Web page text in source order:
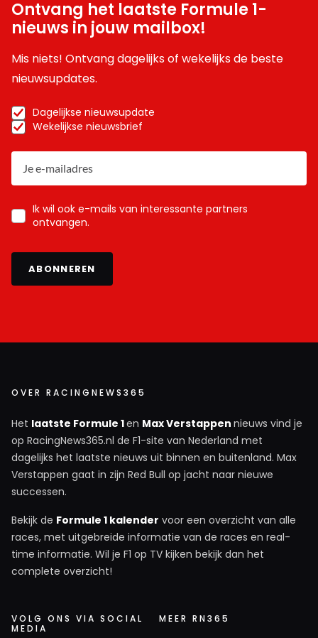
Ontvang het laatste Formule 1-
nieuws in jouw mailbox!
Mis niets! Ontvang dagelijks of wekelijks de beste
nieuwsupdates.
Dagelijkse nieuwsupdate
Wekelijkse nieuwsbrief
Ik wil ook e-mails van interessante partners
ontvangen.
ABONNEREN
OVER RACINGNEWS365
Het laatste Formule 1en Max Verstappen nieuws vind je
op RacingNews365.nl de F1-site van Nederland met
dagelijks het laatste nieuws uit binnen en buitenland. Max
Verstappen gaat in zijn Red Bull op jacht naar nieuwe
successen.
Bekijk de Formule 1 kalender voor een overzicht van alle
races, met uitgebreide informatie van de races en real-
time informatie. Wil je F1 op TV kijken bekijk dan het
complete overzicht!
VOLG ONS VIA SOCIAL
MEDIA
MEER RN365